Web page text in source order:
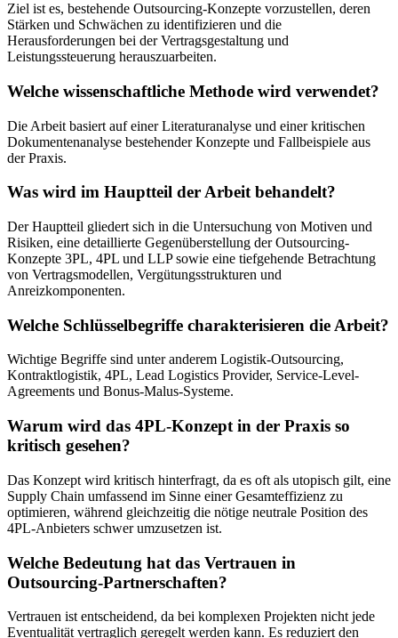
Ziel ist es, bestehende Outsourcing-Konzepte vorzustellen, deren
Stärken und Schwächen zu identifizieren und die
Herausforderungen bei der Vertragsgestaltung und
Leistungssteuerung herauszuarbeiten.
Welche wissenschaftliche Methode wird verwendet?
Die Arbeit basiert auf einer Literaturanalyse und einer kritischen
Dokumentenanalyse bestehender Konzepte und Fallbeispiele aus
der Praxis.
Was wird im Hauptteil der Arbeit behandelt?
Der Hauptteil gliedert sich in die Untersuchung von Motiven und
Risiken, eine detaillierte Gegenüberstellung der Outsourcing-
Konzepte 3PL, 4PL und LLP sowie eine tiefgehende Betrachtung
von Vertragsmodellen, Vergütungsstrukturen und
Anreizkomponenten.
Welche Schlüsselbegriffe charakterisieren die Arbeit?
Wichtige Begriffe sind unter anderem Logistik-Outsourcing,
Kontraktlogistik, 4PL, Lead Logistics Provider, Service-Level-
Agreements und Bonus-Malus-Systeme.
Warum wird das 4PL-Konzept in der Praxis so
kritisch gesehen?
Das Konzept wird kritisch hinterfragt, da es oft als utopisch gilt, eine
Supply Chain umfassend im Sinne einer Gesamteffizienz zu
optimieren, während gleichzeitig die nötige neutrale Position des
4PL-Anbieters schwer umzusetzen ist.
Welche Bedeutung hat das Vertrauen in
Outsourcing-Partnerschaften?
Vertrauen ist entscheidend, da bei komplexen Projekten nicht jede
Eventualität vertraglich geregelt werden kann. Es reduziert den